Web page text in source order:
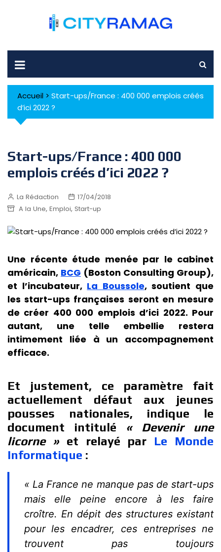
Accueil > Start-ups/France : 400 000 emplois créés
d’ici 2022 ?
Start-ups/France : 400 000
emplois créés d’ici 2022 ?
La Rédaction
17/04/2018
A la Une, Emploi, Start-up
Une récente étude menée par le cabinet
américain, BCG (Boston Consulting Group),
et l’incubateur, La Boussole, soutient que
les start-ups françaises seront en mesure
de créer 400 000 emplois d’ici 2022. Pour
autant, une telle embellie restera
intimement liée à un accompagnement
efficace.
Et justement, ce paramètre fait
actuellement défaut aux jeunes
pousses nationales, indique le
document intitulé « Devenir une
licorne »et relayé par Le Monde
Informatique :
« La France ne manque pas de start-ups
mais elle peine encore à les faire
croître. En dépit des structures existant
pour les encadrer, ces entreprises ne
trouvent pas toujours